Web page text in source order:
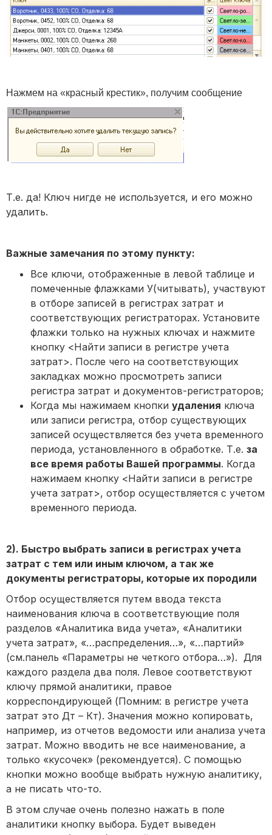
Нажмем на «красный крестик», получим сообщение
Т.е. да! Ключ нигде не используется, и его можно
удалить.
Важные замечания по этому пункту:
Все ключи, отображенные в левой таблице и
помеченные флажками У(читывать), участвуют
в отборе записей в регистрах затрат и
соответствующих регистраторах. Установите
флажки только на нужных ключах и нажмите
кнопку <Найти записи в регистре учета
затрат>. После чего на соответствующих
закладках можно просмотреть записи
регистра затрат и документов-регистраторов;
Когда мы нажимаем кнопки удаления ключа
или записи регистра, отбор существующих
записей осуществляется без учета временного
периода, установленного в обработке. Т.е. за
все время работы Вашей программы. Когда
нажимаем кнопку <Найти записи в регистре
учета затрат>, отбор осуществляется с учетом
временного периода.
2). Быстро выбрать записи в регистрах учета
затрат с тем или иным ключом, а так же
документы регистраторы, которые их породили
Отбор осуществляется путем ввода текста
наименования ключа в соответствующие поля
разделов «Аналитика вида учета», «Аналитики
учета затрат», «…распределения…», «…партий»
(см.панель «Параметры не четкого отбора…»). Для
каждого раздела два поля. Левое соответствуют
ключу прямой аналитики, правое
корреспондирующей (Помним: в регистре учета
затрат это Дт – Кт). Значения можно копировать,
например, из отчетов ведомости или анализа учета
затрат. Можно вводить не все наименование, а
только «кусочек» (рекомендуется). С помощью
кнопки можно вообще выбрать нужную аналитику,
а не писать что-то.
В этом случае очень полезно нажать в поле
аналитики кнопку выбора. Будет выведен